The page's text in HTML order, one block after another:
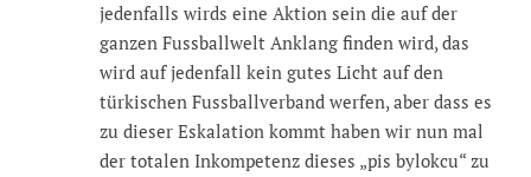
jedenfalls wirds eine Aktion sein die auf der
ganzen Fussballwelt Anklang finden wird, das
wird auf jedenfall kein gutes Licht auf den
türkischen Fussballverband werfen, aber dass es
zu dieser Eskalation kommt haben wir nun mal
der totalen Inkompetenz dieses „pis bylokcu“ zu